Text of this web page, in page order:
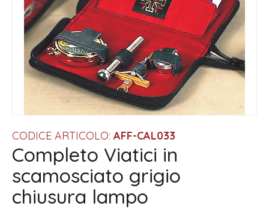
CODICE ARTICOLO: AFF-CAL033
Completo Viatici in
scamosciato grigio
chiusura lampo